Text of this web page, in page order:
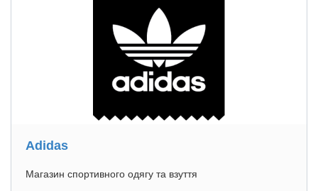
Adidas
Магазин спортивного одягу та взуття